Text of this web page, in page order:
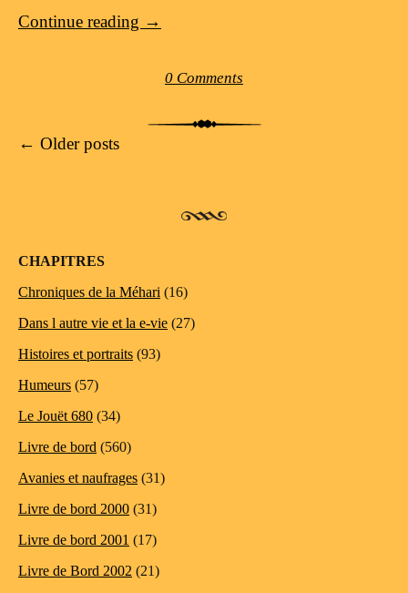
Continue reading →
0 Comments
Post navigation
← Older posts
CHAPITRES
Chroniques de la Méhari (16)
Dans l autre vie et la e-vie (27)
Histoires et portraits (93)
Humeurs (57)
Le Jouët 680 (34)
Livre de bord (560)
Avanies et naufrages (31)
Livre de bord 2000 (31)
Livre de bord 2001 (17)
Livre de Bord 2002 (21)